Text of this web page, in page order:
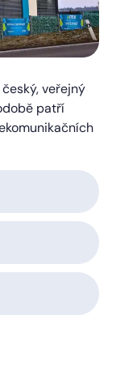
veřejný
patří